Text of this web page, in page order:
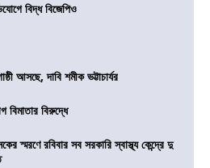
বিদ্ধ বিজেপিও
আসছে, দাবি শমীক ভট্টাচার্যর
বিমাতার বিরুদ্ধে
স্মরণে রবিবার সব সরকারি স্বাস্থ্য কেন্দ্রে দু